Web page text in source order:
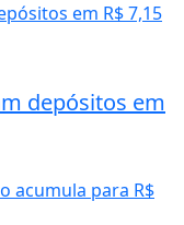
depósitos em